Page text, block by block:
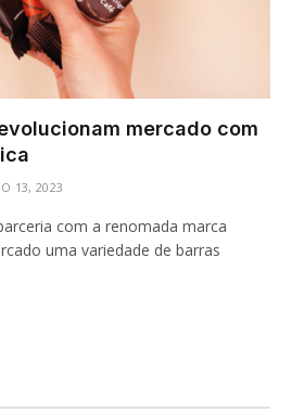
mercado com
13, 2023
com a renomada marca
uma variedade de barras